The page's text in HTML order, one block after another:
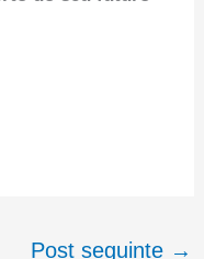
Post seguinte →